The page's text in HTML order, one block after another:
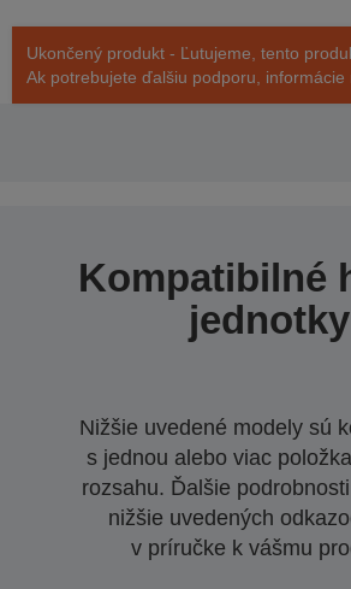
Ukončený produkt - Ľutujeme, tento
Ak potrebujete ďalšiu podporu, informácie
Kompatibilné
jednotky
Nižšie uvedené modely sú
s jednou alebo viac
rozsahu. Ďalšie
nižšie uvedených
v príručke k vášmu